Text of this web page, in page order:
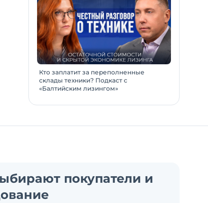
Кто заплатит за переполненные
склады техники? Подкаст с
«Балтийским лизингом»
покупатели и